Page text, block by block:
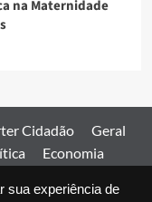
sua experiência de
na Maternidade
Cidadão
Geral
Economia
Home